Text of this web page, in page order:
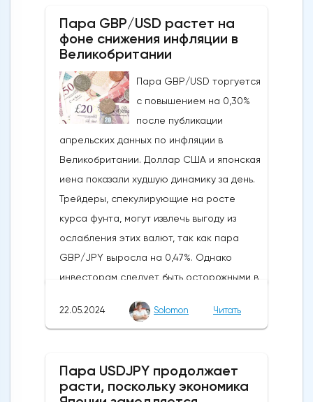
криптовалюты.Курс супер-альткоина не
рос до тех пор, пока за неделю до
21Shares и ARK не утвердили спотовые ETF
на Ethereum. К счастью для Ethereum, в
понедельник, 20 мая, ожидания стали
более оптимистичными, что помогло
криптовалюте вырасти более чем на 20%.
Таким образом, Ethereum преодолел
отметку сопротивления в 3800
долларов.Осцилляторы и цена самого
Эфириума показывают, что произошло
значительное восстановление
динамической стороны монеты. Таким
образом, все эти факторы будут
поддерживать дальнейший рост
в ближайшие дни останется выше 3500
долларов. Следующим препятствием
Пара GBP/USD растет на
фоне снижения инфляции в
Великобритании
Пара GBP/USD торгуется
с повышением на 0,30%
после публикации
апрельских данных по инфляции в
Великобритании. Доллар США и японская
иена показали худшую динамику за день.
Трейдеры, спекулирующие на росте
курса фунта, могут извлечь выгоду из
ослабления этих валют, так как пара
GBP/JPY выросла на 0,47%. Однако
инвесторам следует быть осторожными в
связи с открытием европейского
значительным снижением в 2024 году,
приблизив Банк Англии к своей цели. Как
22.05.2024 Solomon Читать
Пара USDJPY продолжает
расти, поскольку экономика